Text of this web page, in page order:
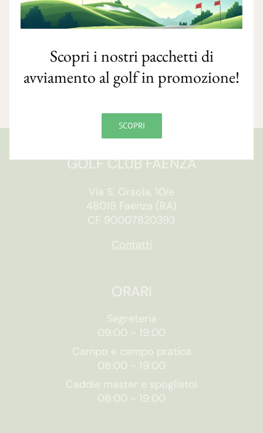
GOLF CLUB FAENZA
Via S. Orsola, 10/e
48018 Faenza (RA)
CF 90007820393
Contatti
ORARI
Segreteria
09:00 - 19:00
Campo e campo pratica
08:00 - 19:00
Caddie master e spogliatoi
08:00 - 19:00
Scopri i nostri pacchetti di
avviamento al golf in promozione!
SCOPRI